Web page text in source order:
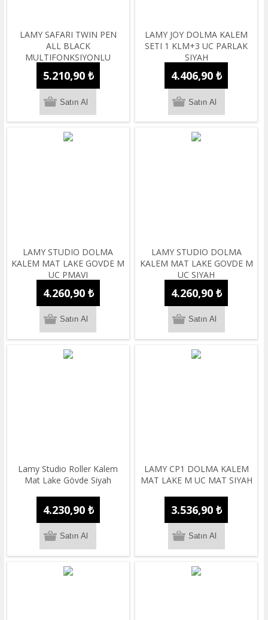
LAMY SAFARI TWIN PEN
ALL BLACK
MULTIFONKSIYONLU
DIGITAL KALEM PC/EL
5.210,90 ₺
LAMY JOY DOLMA KALEM
SETI 1 KLM+3 UC PARLAK
SIYAH
4.406,90 ₺
LAMY STUDIO DOLMA
KALEM MAT LAKE GOVDE M
UC PMAVI
4.260,90 ₺
LAMY STUDIO DOLMA
KALEM MAT LAKE GOVDE M
UC SIYAH
4.260,90 ₺
Lamy Studio Roller Kalem
Mat Lake Gövde Siyah
4.230,90 ₺
LAMY CP1 DOLMA KALEM
MAT LAKE M UC MAT SIYAH
3.536,90 ₺